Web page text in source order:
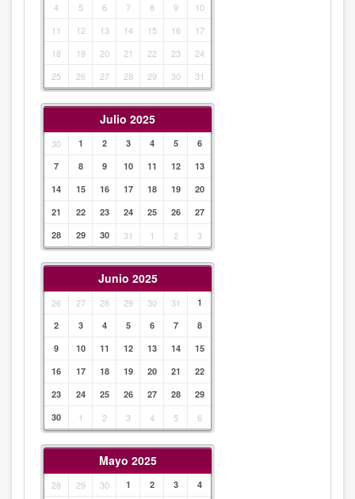
4
5 6 7 8 9
10
11
12 13 14 15 16
17
18
19 20 21 22 23
24
25
26 27 28 29 30 31
Julio 2025
30 1 2 3 4 5
6
7
8 9 10 11 12
13
14
15 16 17 18 19
20
21
22 23 24 25 26
27
28
29 30 31 1 2 3
Junio 2025
26 27 28 29 30 31
1
2
3 4 5 6 7
8
9
10 11 12 13 14
15
16
17 18 19 20 21
22
23
24 25 26 27 28
29
30
1 2 3 4 5 6
Mayo 2025
28 29 30 1 2 3 4